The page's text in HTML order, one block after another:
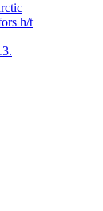
h/t